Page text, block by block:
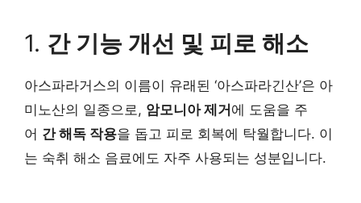
1. 간 기능 개선 및 피로 해소
아스파라거스의 이름이 유래된 ‘아스파라긴산’은 아
미노산의 일종으로, 암모니아 제거 에 도움을 주
어 간 해독 작용을 돕고 피로 회복에 탁월합니다. 이
는 숙취 해소 음료에도 자주 사용되는 성분입니다.